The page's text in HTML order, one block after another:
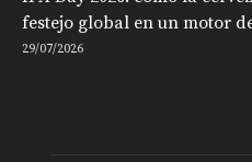
festejo global en un motor
29/07/2026